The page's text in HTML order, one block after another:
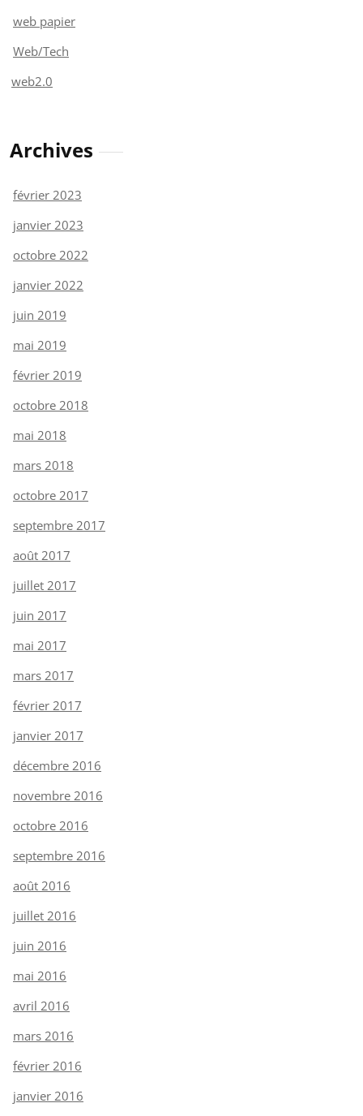
web papier
Web/Tech
web2.0
Archives
février 2023
janvier 2023
octobre 2022
janvier 2022
juin 2019
mai 2019
février 2019
octobre 2018
mai 2018
mars 2018
octobre 2017
septembre 2017
août 2017
juillet 2017
juin 2017
mai 2017
mars 2017
février 2017
janvier 2017
décembre 2016
novembre 2016
octobre 2016
septembre 2016
août 2016
juillet 2016
juin 2016
mai 2016
avril 2016
mars 2016
février 2016
janvier 2016